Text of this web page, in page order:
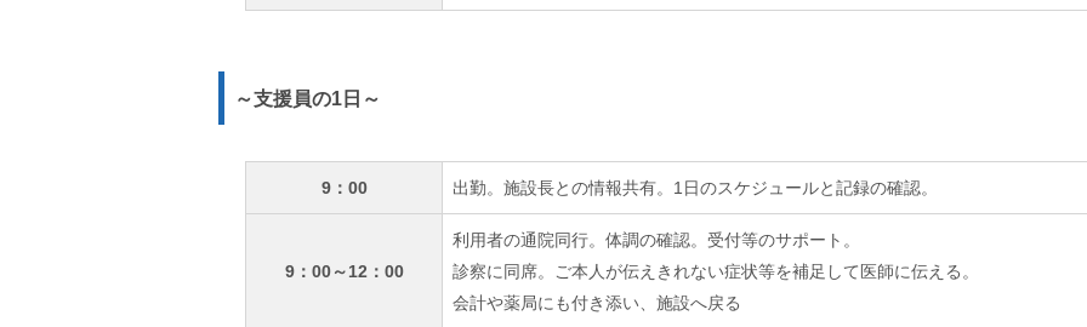
～支援員の1日～
9：00 出勤。施設長との情報共有。1日のスケジュールと記録の確認。
9：00～12：00
利用者の通院同行。体調の確認。受付等のサポート。
診察に同席。ご本人が伝えきれない症状等を補足して医師に伝える。
会計や薬局にも付き添い、施設へ戻る